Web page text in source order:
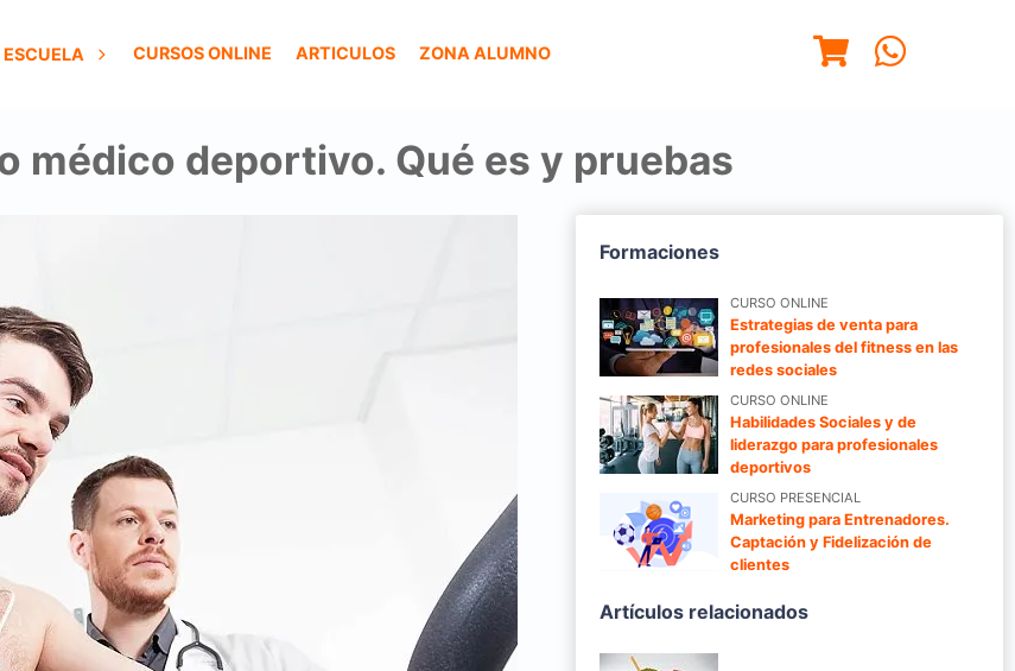
ESCUELA CURSOS ONLINE ARTICULOS ZONA ALUMNO
médico deportivo. Qué es y pruebas
Formaciones
CURSO ONLINE
Estrategias de venta para
profesionales del fitness en las
redes sociales
CURSO ONLINE
Habilidades Sociales y de
liderazgo para profesionales
deportivos
CURSO PRESENCIAL
Marketing para Entrenadores.
Captación y Fidelización de
clientes
Artículos relacionados